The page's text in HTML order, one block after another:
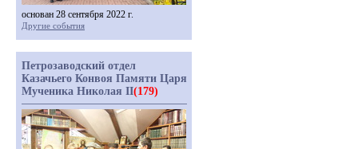
основан 28 сентября 2022 г.
Другие события
Петрозаводский отдел
Казачьего Конвоя Памяти Царя
Мученика Николая II(179)